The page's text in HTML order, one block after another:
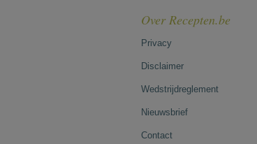
Over Recepten.be
Privacy
Disclaimer
Wedstrijdreglement
Nieuwsbrief
Contact